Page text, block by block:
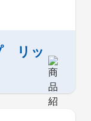
リッ